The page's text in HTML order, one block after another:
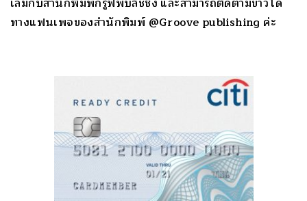
ทางแฟนเพจของสำนักพิมพ์ @Groove publishing ค่ะ